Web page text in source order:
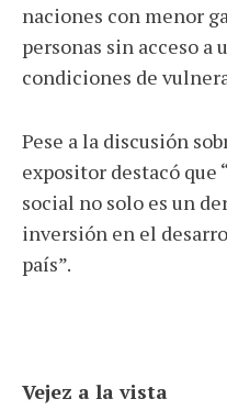
naciones con menor
personas sin acceso a
condiciones de
Pese a la discusión
expositor destacó que
social no solo es un
inversión en el
país”.
Vejez a la vista